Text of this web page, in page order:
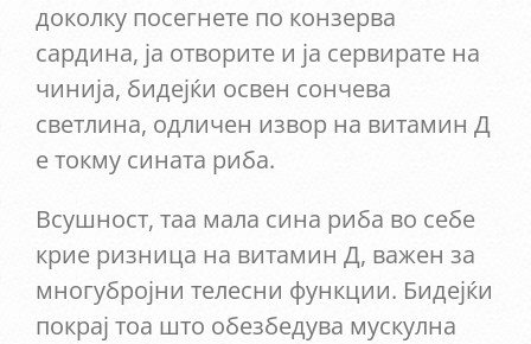
доколку посегнете по конзерва
сардина, ја отворите и ја сервирате на
чинија, бидејќи освен сончева
светлина, одличен извор на витамин Д
е токму сината риба.
Всушност, таа мала сина риба во себе
крие ризница на витамин Д, важен за
многубројни телесни функции. Бидејќи
покрај тоа што обезбедува мускулна